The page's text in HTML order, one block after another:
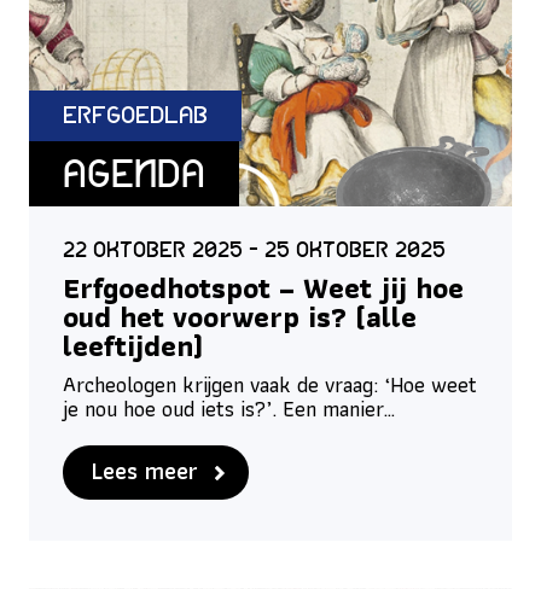
ErfgoedLab
Agenda
22 oktober 2025 - 25 oktober 2025
Erfgoedhotspot – Weet jij hoe
oud het voorwerp is? (alle
leeftijden)
Archeologen krijgen vaak de vraag: ‘Hoe weet
je nou hoe oud iets is?’. Een manier…
Lees meer